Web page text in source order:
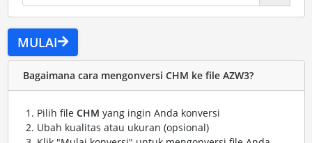
MULAI
Bagaimana cara mengonversi CHM ke file AZW3?
Pilih file CHM yang ingin Anda konversi
Ubah kualitas atau ukuran (opsional)